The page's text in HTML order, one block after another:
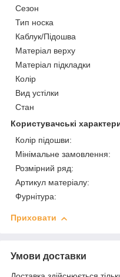
Сезон
Тип носка
Каблук/Підошва
Матеріал верху
Матеріал підкладки
Колір
Вид устілки
Стан
Користувачські
Колір підошви:
Мінімальне замовлення:
Розмірний ряд:
Артикул матеріалу:
Фурнітура:
Приховати
Умови доставки